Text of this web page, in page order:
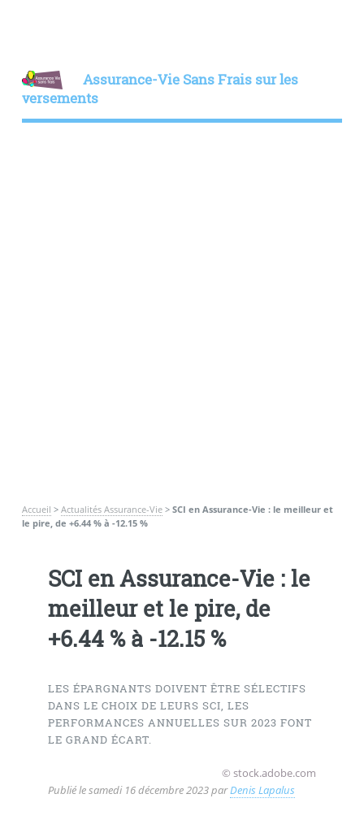
Assurance-Vie Sans Frais sur les
versements
Accueil > Actualités Assurance-Vie> SCI en Assurance-Vie : le meilleur et
le pire, de +6.44 % à -12.15 %
SCI en Assurance-Vie : le
meilleur et le pire, de
+6.44 % à -12.15 %
LES ÉPARGNANTS DOIVENT ÊTRE SÉLECTIFS
DANS LE CHOIX DE LEURS SCI, LES
PERFORMANCES ANNUELLES SUR 2023 FONT
LE GRAND ÉCART.
© stock.adobe.com
Publié lesamedi 16 décembre 2023parDenis Lapalus